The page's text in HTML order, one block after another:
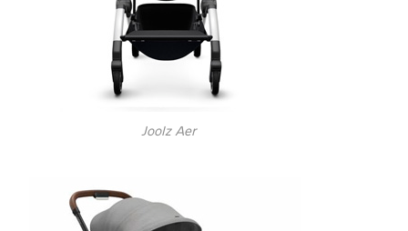
Joolz Aer